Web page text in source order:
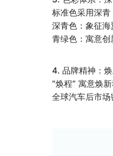
标准色采用深青
深青色：象征
青绿色：寓意创
4. 品牌精神：
“焕程” 寓意焕
全球汽车后市场